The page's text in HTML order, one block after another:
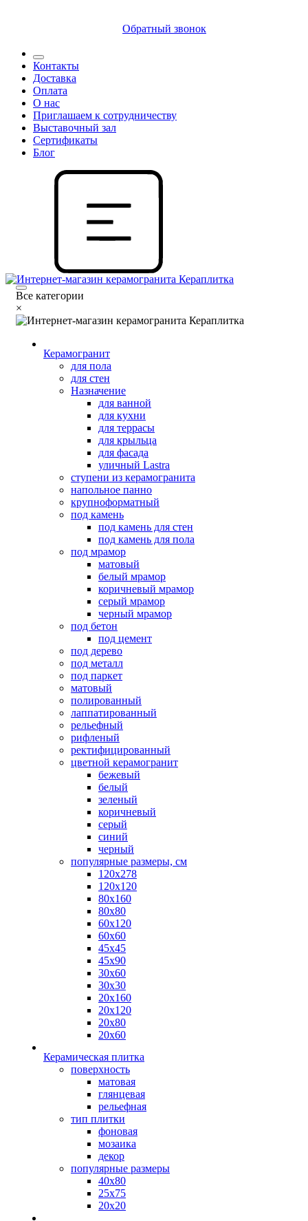
Обратный звонок
Контакты
Доставка
Оплата
О нас
Приглашаем к сотрудничеству
Выставочный зал
Сертификаты
Блог
Все категории
×
Керамогранит
для пола
для стен
Назначение
для ванной
для кухни
для террасы
для крыльца
для фасада
уличный Lastra
ступени из керамогранита
напольное панно
крупноформатный
под камень
под камень для стен
под камень для пола
под мрамор
матовый
белый мрамор
коричневый мрамор
серый мрамор
черный мрамор
под бетон
под цемент
под дерево
под металл
под паркет
матовый
полированный
лаппатированный
рельефный
рифленый
ректифицированный
цветной керамогранит
бежевый
белый
зеленый
коричневый
серый
синий
черный
популярные размеры, см
120х278
120х120
80х160
80х80
60х120
60х60
45х45
45х90
30х60
30х30
20х160
20х120
20х80
20х60
Керамическая плитка
поверхность
матовая
глянцевая
рельефная
тип плитки
фоновая
мозаика
декор
популярные размеры
40х80
25х75
20х20